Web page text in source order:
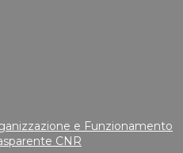
e Funzionamento
CNR